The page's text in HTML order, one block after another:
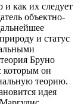
и как их следует
объектно-
и статус
Бруно
которым он
теорию.
идея